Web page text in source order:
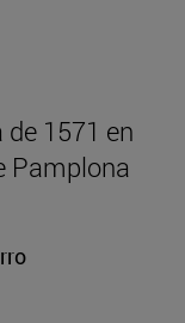
1571 en
Pamplona